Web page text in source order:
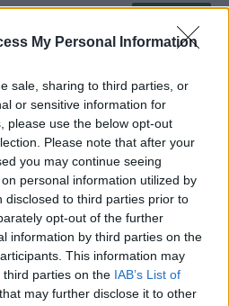
My Personal Information
sale, sharing to third parties, or
or sensitive information for
please use the below opt-out
Please note that after your
you may continue seeing
personal information utilized by
disclosed to third parties prior to
opt-out of the further
information by third parties on the
This information may
parties on the IAB’s List of
that may further disclose it to other
centus
00:02:58
akmens anglimi ir durpių
bauda iki 600 eurų
00:01:37
tiekimą po visiško jos
pajuto skurstantys gyventojai